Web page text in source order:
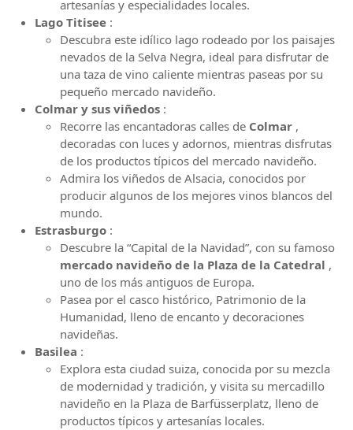
artesanías y especialidades locales.
Lago Titisee :
Descubra este idílico lago rodeado por los paisajes
nevados de la Selva Negra, ideal para disfrutar de
una taza de vino caliente mientras paseas por su
pequeño mercado navideño.
Colmar y sus viñedos :
Recorre las encantadoras calles de Colmar ,
decoradas con luces y adornos, mientras disfrutas
de los productos típicos del mercado navideño.
Admira los viñedos de Alsacia, conocidos por
producir algunos de los mejores vinos blancos del
mundo.
Estrasburgo :
Descubre la “Capital de la Navidad”, con su famoso
mercado navideño de la Plaza de la Catedral ,
uno de los más antiguos de Europa.
Pasea por el casco histórico, Patrimonio de la
Humanidad, lleno de encanto y decoraciones
navideñas.
Basilea :
Explora esta ciudad suiza, conocida por su mezcla
de modernidad y tradición, y visita su mercadillo
navideño en la Plaza de Barfüsserplatz, lleno de
productos típicos y artesanías locales.